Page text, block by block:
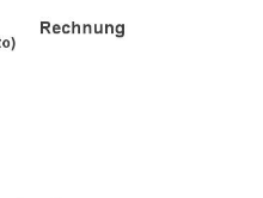
vorrätig, Türen